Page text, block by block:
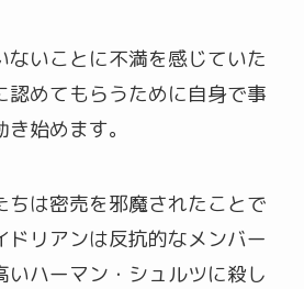
ないことに不満を感じていた
認めてもらうために自身で事
始めます。
ちは密売を邪魔されたことで
ドリアンは反抗的なメンバー
いハーマン・シュルツに殺し